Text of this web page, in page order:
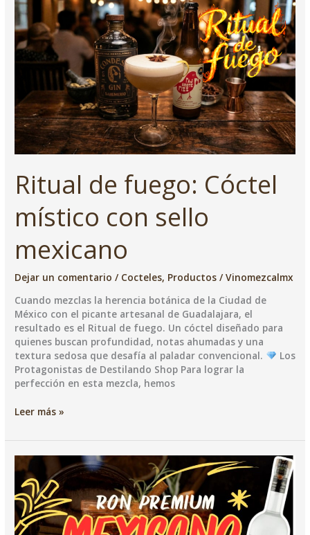
tesoro
escondido
de
Alamos
Ritual de fuego: Cóctel
místico con sello
mexicano
Dejar un comentario / Cocteles, Productos /Vinomezcalmx
Cuando mezclas la herencia botánica de la Ciudad de
México con el picante artesanal de Guadalajara, el
resultado es el Ritual de fuego. Un cóctel diseñado para
quienes buscan profundidad, notas ahumadas y una
textura sedosa que desafía al paladar convencional. ​
Los
Protagonistas de Destilando Shop ​Para lograr la
perfección en esta mezcla, hemos
Ritual
fuego:
místico
con
sello
mexicano
Leer más »